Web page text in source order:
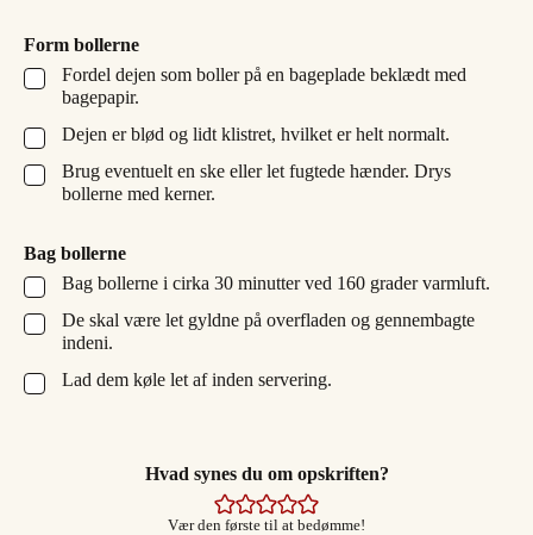
Form bollerne
▢
Fordel dejen som boller på en bageplade beklædt med
bagepapir.
▢
Dejen er blød og lidt klistret, hvilket er helt normalt.
▢
Brug eventuelt en ske eller let fugtede hænder. Drys
bollerne med kerner.
Bag bollerne
▢
Bag bollerne i cirka 30 minutter ved 160 grader varmluft.
▢
De skal være let gyldne på overfladen og gennembagte
indeni.
▢
Lad dem køle let af inden servering.
Hvad synes du om opskriften?
Vær den første til at bedømme!